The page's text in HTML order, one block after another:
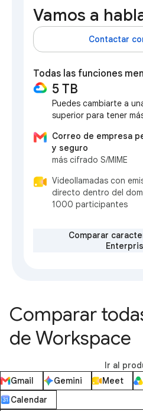
Vamos a
Contactar
Todas las funciones
5 TB
Puedes cambiarte a
superior para tener
Correo de empresa
y seguro
más cifrado S/MIME
Videollamadas con
directo dentro del
1000 participantes
Comparar
Comparar
de Workspace
Ir al
Gmail
Gemini Meet
Calendar